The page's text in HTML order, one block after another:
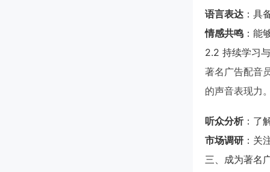
语言表达 ：具
情感共鸣 ：能
2.2 持续学习
著名广告配音
的声音表现力
听众分析：了
市场调研 ：关
三、成为著名